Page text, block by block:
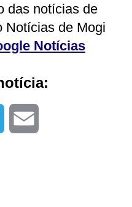
das notícias de
Notícias de Mogi
Notícias